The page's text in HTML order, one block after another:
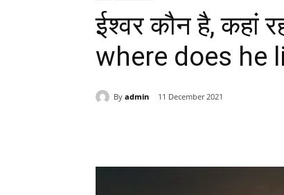
ईश्वर कौन है, कहां
where does he
By admin 11 December 2021